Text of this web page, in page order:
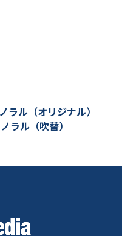
ル（オリジナル）
ル（吹替）